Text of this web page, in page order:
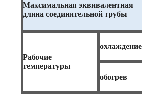
Максимальная эквивалентная
длина соединительной трубы
Рабочие
температуры
охлаждение
обогрев